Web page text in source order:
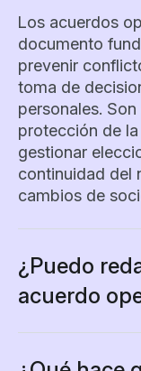
Los acuerdos
documento
prevenir
toma de
personales.
protección de
gestionar
continuidad del
cambios de
¿Puedo
acuerdo
orientación